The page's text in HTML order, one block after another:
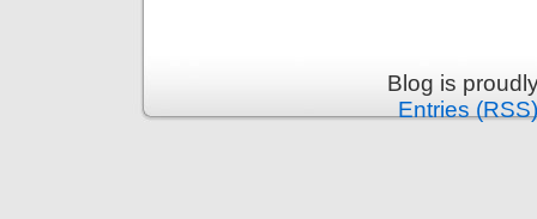
Blog is
Entries (RSS)